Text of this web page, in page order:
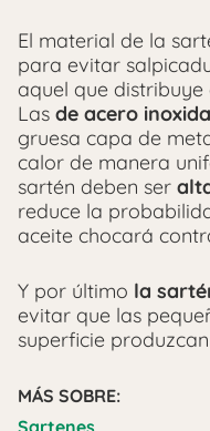
El material de la
para evitar
aquel que
Las de acero
gruesa capa de
calor de manera
sartén deben ser
reduce la
aceite chocará
Y por último la
evitar que las
superficie
MÁS SOBRE: